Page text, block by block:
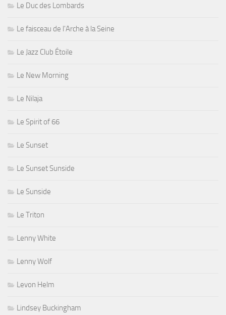
Le Duc des Lombards
Le faisceau de l'Arche à la Seine
Le Jazz Club Étoile
Le New Morning
Le Nilaja
Le Spirit of 66
Le Sunset
Le Sunset Sunside
Le Sunside
Le Triton
Lenny White
Lenny Wolf
Levon Helm
Lindsey Buckingham